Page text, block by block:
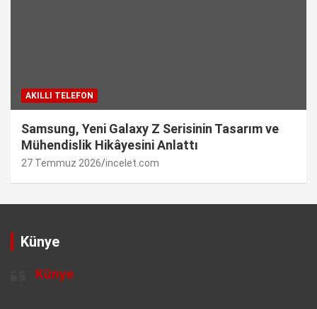
AKILLI TELEFON
Samsung, Yeni Galaxy Z Serisinin Tasarım ve
Mühendislik Hikâyesini Anlattı
27 Temmuz 2026 incelet.com
Künye
Künye